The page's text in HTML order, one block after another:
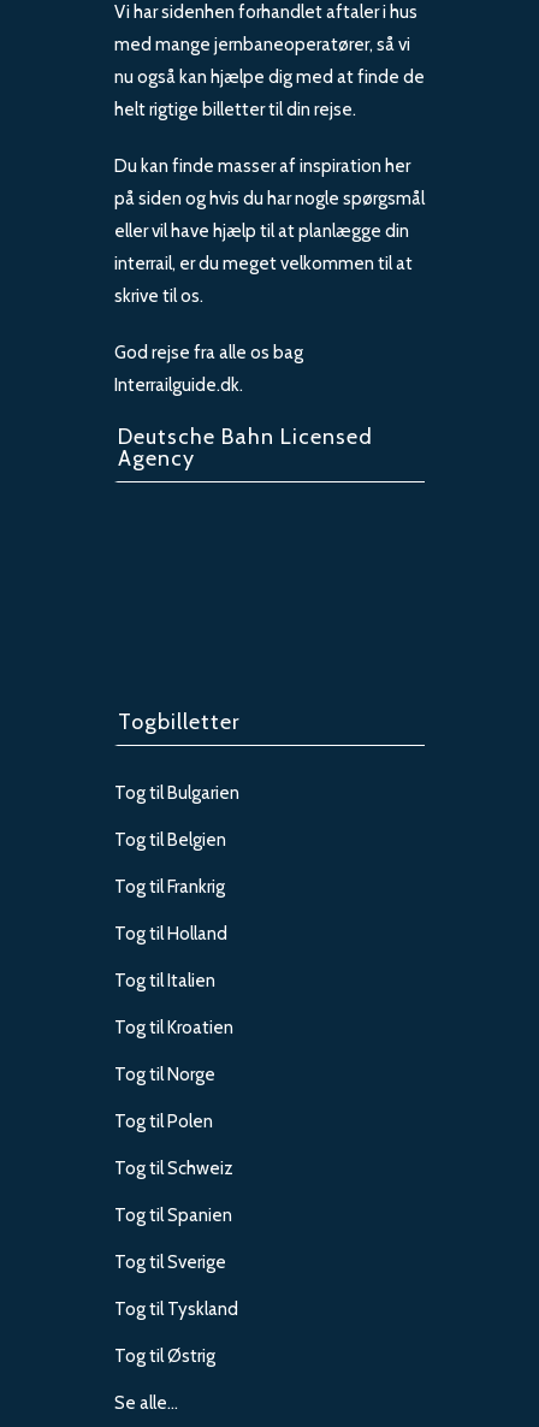
Vi har sidenhen forhandlet aftaler i hus
med mange jernbaneoperatører, så vi
nu også kan hjælpe dig med at finde de
helt rigtige billetter til din rejse.
Du kan finde masser af inspiration her
på siden og hvis du har nogle spørgsmål
eller vil have hjælp til at planlægge din
interrail, er du meget velkommen til at
skrive til os.
God rejse fra alle os bag
Interrailguide.dk.
Deutsche Bahn Licensed
Agency
Togbilletter
Tog til Bulgarien
Tog til Belgien
Tog til Frankrig
Tog til Holland
Tog til Italien
Tog til Kroatien
Tog til Norge
Tog til Polen
Tog til Schweiz
Tog til Spanien
Tog til Sverige
Tog til Tyskland
Tog til Østrig
Se alle…